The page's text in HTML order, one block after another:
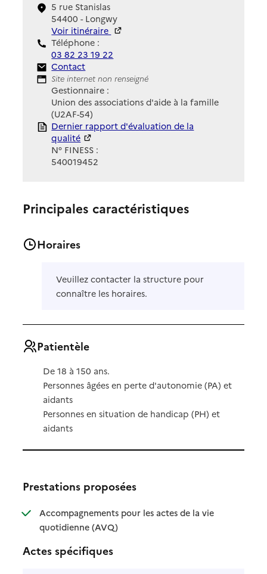
5 rue Stanislas
54400 - Longwy
Voir itinéraire
Téléphone :
03 82 23 19 22
Contact
Contact
Site Internet
Site internet non renseigné
Gestionnaire :
Union des associations d'aide à la famille
(U2AF-54)
Rapport HAS
Dernier rapport d'évaluation de la
qualité
N° FINESS :
540019452
Principales caractéristiques
Horaires
Veuillez contacter la structure pour
connaître les horaires.
Patientèle
De 18 à 150 ans.
Personnes âgées en perte d'autonomie (PA) et
aidants
Personnes en situation de handicap (PH) et
aidants
Prestations proposées
Accompagnements pour les actes de la vie
quotidienne (AVQ): disponible
: non disponible
Actes spécifiques